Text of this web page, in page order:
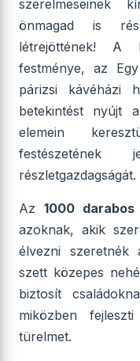
szerelmeseinek
önmagad is
létrejöttének! A
festménye, az
párizsi kávéházi
betekintést nyújt
elemein
festészetének
részletgazdagságát.
Az1000
azoknak, akik
élvezni szeretnék
szett közepes
biztosít
miközben
türelmet.